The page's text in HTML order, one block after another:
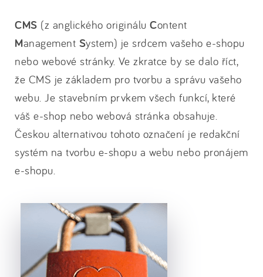
CMS (z anglického originálu Content
Management System) je srdcem vašeho e-shopu
nebo webové stránky. Ve zkratce by se dalo říct,
že CMS je základem pro tvorbu a správu vašeho
webu. Je stavebním prvkem všech funkcí, které
váš e-shop nebo webová stránka obsahuje.
Českou alternativou tohoto označení je redakční
systém na tvorbu e-shopu a webu nebo pronájem
e-shopu.